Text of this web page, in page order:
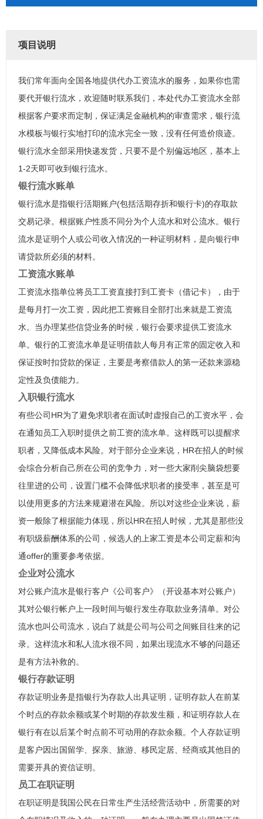
项目说明
我们常年面向全国各地提供代办工资流水的服务，如果你也需
要代开银行流水，欢迎随时联系我们，本处代办工资流水全部
根据客户要求而定制，保证满足金融机构的审查需求，银行流
水模板与银行实地打印的流水完全一致，没有任何造价痕迹。
银行流水全部采用快递发货，只要不是个别偏远地区，基本上
1-2天即可收到银行流水。
银行流水账单
银行流水是指银行活期账户(包括活期存折和银行卡)的存取款
交易记录。根据账户性质不同分为个人流水和对公流水。银行
流水是证明个人或公司收入情况的一种证明材料，是向银行申
请贷款所必须的材料。
工资流水账单
工资流水指单位将员工工资直接打到工资卡（借记卡），由于
是每月打一次工资，因此把工资账目全部打出来就是工资流
水。当办理某些信贷业务的时候，银行会要求提供工资流水
单。银行的工资流水单是证明借款人每月有正常的固定收入和
保证按时扣贷款的保证，主要是考察借款人的第一还款来源稳
定性及负债能力。
入职银行流水
有些公司HR为了避免求职者在面试时虚报自己的工资水平，会
在通知员工入职时提供之前工资的流水单。这样既可以提醒求
职者，又降低成本风险。对于部分企业来说，HR在招人的时候
会综合分析自己所在公司的竞争力，对一些大家削尖脑袋想要
往里进的公司，设置门槛不会降低求职者的接受率，甚至是可
以使用更多的方法来规避潜在风险。所以对这些企业来说，薪
资一般除了根据能力体现，所以HR在招人时候，尤其是那些没
有职级薪酬体系的公司，候选人的上家工资是本公司定薪和沟
通offer的重要参考依据。
企业对公流水
对公账户流水是银行客户《公司客户》（开设基本对公账户）
其对公银行帐户上一段时间与银行发生存取款业务清单。对公
流水也叫公司流水，说白了就是公司与公司之间账目往来的记
录。这样流水和私人流水很不同，如果出现流水不够的问题还
是有方法补救的。
银行存款证明
存款证明业务是指银行为存款人出具证明，证明存款人在前某
个时点的存款余额或某个时期的存款发生额，和证明存款人在
银行有在以后某个时点前不可动用的存款余额。个人存款证明
是客户因出国留学、探亲、旅游、移民定居、经商或其他目的
需要开具的资信证明。
员工在职证明
在职证明是我国公民在日常生产生活经营活动中，所需要的对